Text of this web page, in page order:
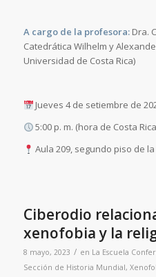
A cargo de la profesora: Dra.
Catedrática Wilhelm y
Universidad de Costa Rica)
Jueves 4 de setiembre de
5:00 p. m. (hora de Costa
Aula 209, segundo piso de
Ciberodio
xenofobia y la
8 mayo, 2023 / en La Escuela
Sección de Historia Mundial,